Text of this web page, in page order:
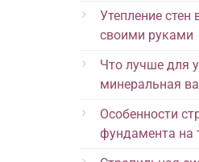
Утепление
своими руками
Что лучше для
минеральная
Особенности
фундамента на